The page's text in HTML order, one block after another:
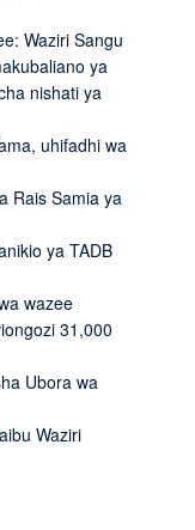
Waziri Sangu
ya
nishati ya
uhifadhi wa
Rais Samia ya
ya TADB
wazee
31,000
Ubora wa
Waziri